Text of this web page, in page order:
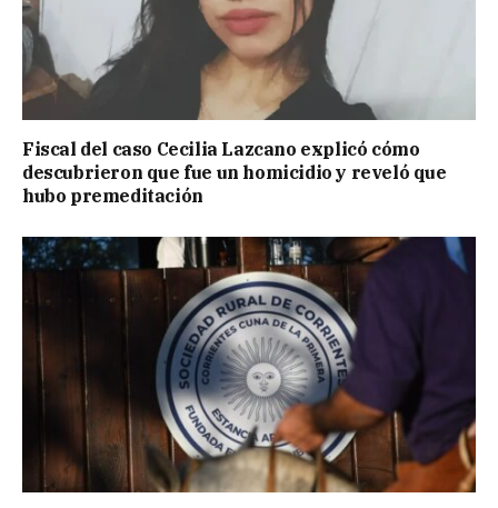
Fiscal del caso Cecilia Lazcano explicó cómo
descubrieron que fue un homicidio y reveló que
hubo premeditación